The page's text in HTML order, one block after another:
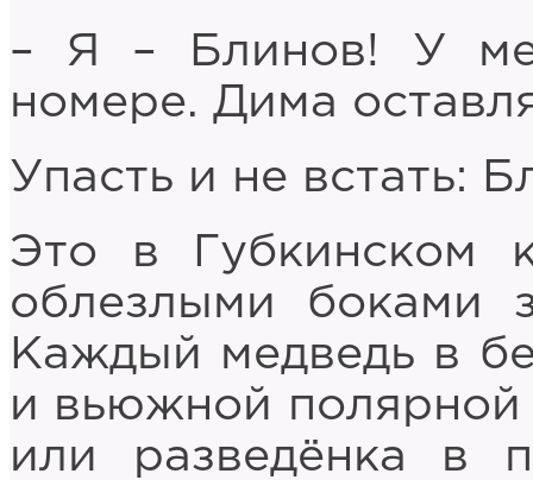
– Я – Блинов! У
номере. Дима
Упасть и не встать:
Это в Губкинском
облезлыми боками
Каждый медведь в
и вьюжной полярной
или разведёнка в